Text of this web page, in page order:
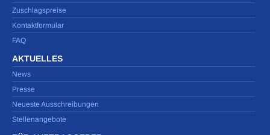
Zuschlagspreise
Kontaktformular
FAQ
AKTUELLES
News
Presse
Neueste Ausschreibungen
Stellenangebote